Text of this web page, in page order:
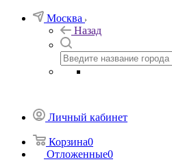
Москва
Назад
Личный кабинет
Корзина0
Отложенные0